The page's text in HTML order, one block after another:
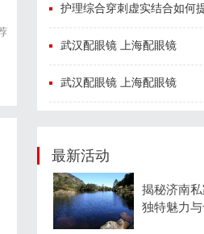
护理综合穿刺虚实结合如何提高穿刺成功率
武汉配眼镜 上海配眼镜
武汉配眼镜 上海配眼镜
最新活动
揭秘济南
独特魅力